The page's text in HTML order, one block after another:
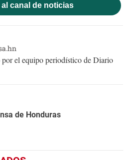
al canal de noticias
el equipo periodístico de Diario
de Honduras